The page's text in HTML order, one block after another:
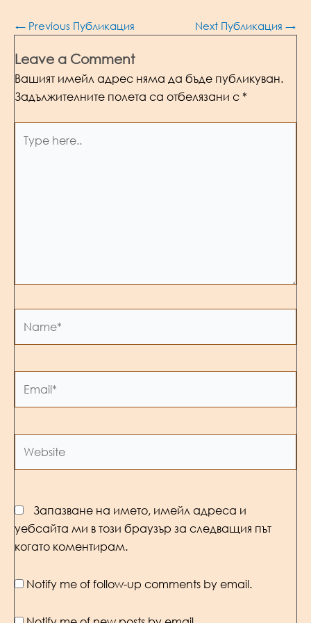
Post
← Previous Публикация Next Публикация →
Leave a Comment
Вашият имейл адрес няма да бъде публикуван.
Задължителните полета са отбелязани с *
here..
Запазване на името, имейл адреса и
уебсайта ми в този браузър за следващия път
когато коментирам.
Notify me of follow-up comments by email.